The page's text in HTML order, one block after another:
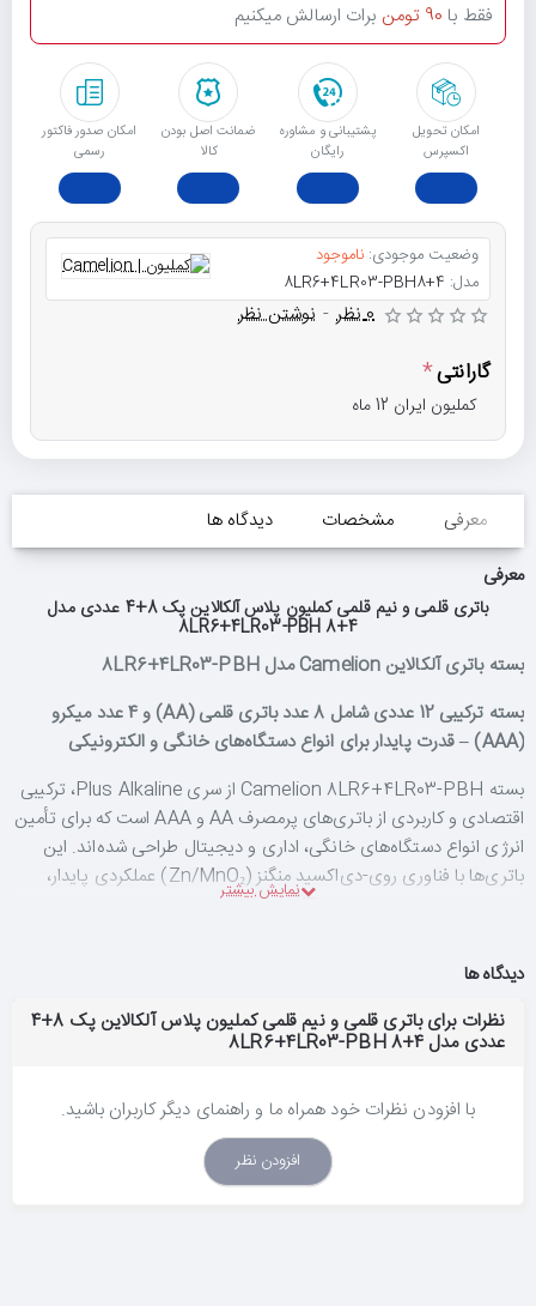
امکان تحویل
اکسپرس
پشتیبانی و مشاوره
رایگان
ﺿﻤﺎﻧﺖ اﺻﻞ ﺑﻮدن
ﮐﺎﻟﺎ
امکان صدور فاکتور
رسمی
فقط با 90 تومن برات ارسالش میکنیم
وضعیت موجودی: ناموجود
مدل: 8LR6+4LR03-PBH8+4
0 نظر - نوشتن نظر
گارانتی
کملیون ایران 12 ماه
معرفی مشخصات
دیدگاه ها
معرفی
باتری قلمی و نیم قلمی کملیون پلاس آلکالاین پک 8+4 عددی مدل
8LR6+4LR03-PBH 8+4
بسته باتری آلکالاین Camelion مدل 8LR6+4LR03-PBH
بسته ترکیبی 12 عددی شامل 8 عدد باتری قلمی (AA) و 4 عدد میکرو
(AAA) – قدرت پایدار برای انواع دستگاه‌های خانگی و الکترونیکی
بسته Camelion 8LR6+4LR03-PBH از سری Plus Alkaline، ترکیبی
اقتصادی و کاربردی از باتری‌های پرمصرف AA و AAA است که برای تأمین
انرژی انواع دستگاه‌های خانگی، اداری و دیجیتال طراحی شده‌اند. این
باتری‌ها با فناوری روی-دی‌اکسید منگنز (Zn/MnO₂) عملکردی پایدار،
(LR03 – AAA)
ولتاژ خروجی 1.5 ولت ثابت
برای هر دو سایز
AA: تا 2700mAh
AAA: تا 1250mAh
مناسب برای دستگاه‌های پرمصرف و ظریف
اسباب‌بازی‌های الکترونیکی، رادیو، ساعت، دوربین دیجیتال، موس
دیدگاه ها
نظرات برای باتری قلمی و نیم قلمی کملیون پلاس آلکالاین پک 8+4
عددی مدل 8LR6+4LR03-PBH 8+4
با افزودن نظرات خود همراه ما و راهنمای دیگر کاربران باشید.
افزودن نظر